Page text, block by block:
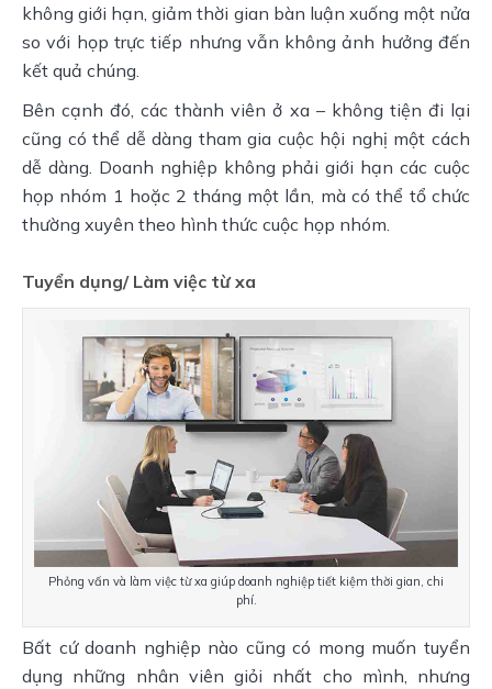
không giới hạn, giảm thời gian bàn luận xuống một nửa
so với họp trực tiếp nhưng vẫn không ảnh hưởng đến
kết quả chúng.
Bên cạnh đó, các thành viên ở xa – không tiện đi lại
cũng có thể dễ dàng tham gia cuộc hội nghị một cách
dễ dàng. Doanh nghiệp không phải giới hạn các cuộc
họp nhóm 1 hoặc 2 tháng một lần, mà có thể tổ chức
thường xuyên theo hình thức cuộc họp nhóm.
Tuyển dụng/ Làm việc từ xa
Phỏng vấn và làm việc từ xa giúp doanh nghiệp tiết kiệm thời gian, chi
phí.
Bất cứ doanh nghiệp nào cũng có mong muốn tuyển
dụng những nhân viên giỏi nhất cho mình, nhưng